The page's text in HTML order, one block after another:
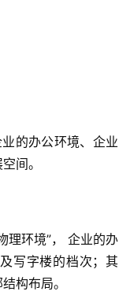
的办公环境、企业
间。
理环境”， 企业的办
写字楼的档次；其
构布局。